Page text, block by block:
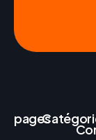
pages